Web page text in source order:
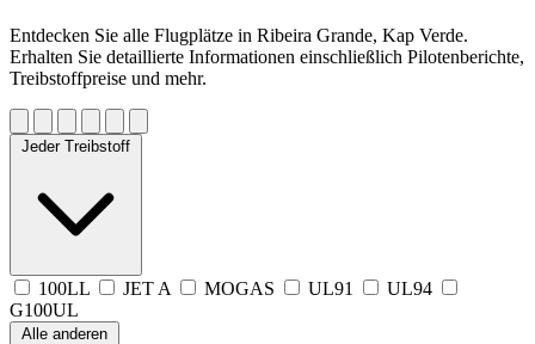
Entdecken Sie alle Flugplätze in Ribeira Grande, Kap Verde.
Erhalten Sie detaillierte Informationen einschließlich Pilotenberichte,
Treibstoffpreise und mehr.
Jeder Treibstoff
100LL JET A MOGAS UL91
UL94
G100UL
Alle anderen